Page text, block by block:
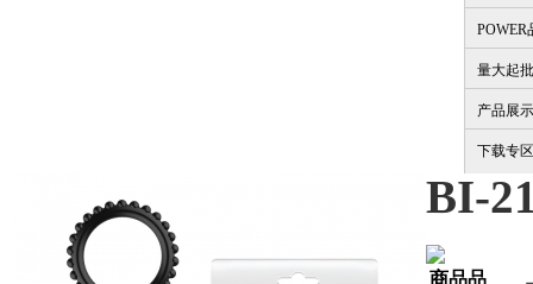
POWER
量大起批
产品展
下载专区
BI-
商品品